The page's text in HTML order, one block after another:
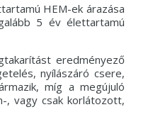
HEM-ek árazása
5 év élettartamú
eredményező
nyílászáró csere,
míg a megújuló
, vagy csak korlátozott,